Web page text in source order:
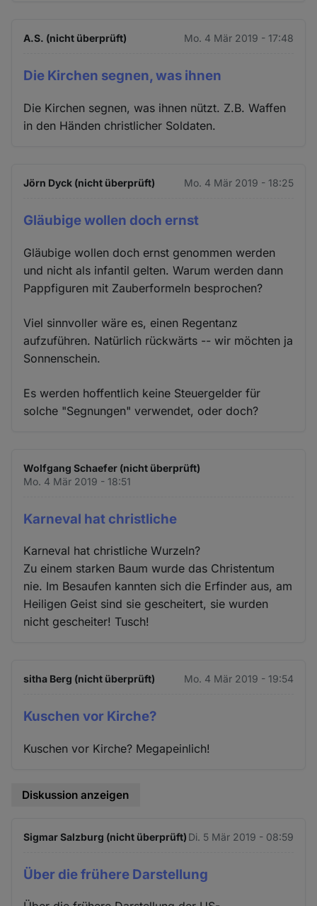
A.S. (nicht überprüft) Mo. 4 Mär 2019 - 17:48
Die Kirchen segnen, was ihnen
Die Kirchen segnen, was ihnen nützt. Z.B. Waffen
in den Händen christlicher Soldaten.
Jörn Dyck (nicht überprüft) Mo. 4 Mär 2019 - 18:25
Gläubige wollen doch ernst
Gläubige wollen doch ernst genommen werden
und nicht als infantil gelten. Warum werden dann
Pappfiguren mit Zauberformeln besprochen?
Viel sinnvoller wäre es, einen Regentanz
aufzuführen. Natürlich rückwärts -- wir möchten ja
Sonnenschein.
Es werden hoffentlich keine Steuergelder für
solche "Segnungen" verwendet, oder doch?
Wolfgang Schaefer (nicht überprüft)
Mo. 4 Mär 2019 - 18:51
Karneval hat christliche
Karneval hat christliche Wurzeln?
Zu einem starken Baum wurde das Christentum
nie. Im Besaufen kannten sich die Erfinder aus, am
Heiligen Geist sind sie gescheitert, sie wurden
nicht gescheiter! Tusch!
sitha Berg (nicht überprüft) Mo. 4 Mär 2019 - 19:54
Kuschen vor Kirche?
Kuschen vor Kirche? Megapeinlich!
Diskussion anzeigen
Sigmar Salzburg (nicht überprüft) Di. 5 Mär 2019 - 08:59
Über die frühere Darstellung